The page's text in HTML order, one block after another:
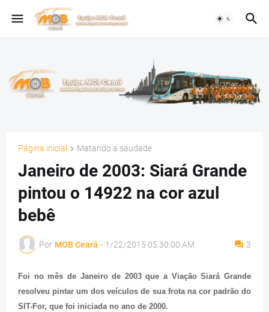
Página inicial Matando a saudade
Janeiro de 2003: Siará Grande
pintou o 14922 na cor azul
bebê
Por MOB Ceará - 1/22/2015 05:30:00 AM 3
Foi no mês de Janeiro de 2003 que a Viação Siará Grande
resolveu pintar um dos veículos de sua frota na cor padrão do
SIT-For, que foi iniciada no ano de 2000.